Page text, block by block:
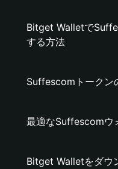
Bitget Walletで
する方法
Suffescomトークン
最適なSuffescomウ
Bitget Walletをダウ